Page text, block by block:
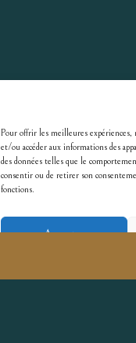
Pour offrir les meilleures expériences,
et/ou accéder aux informations des
des données telles que le
consentir ou de retirer son
fonctions.
Accepter